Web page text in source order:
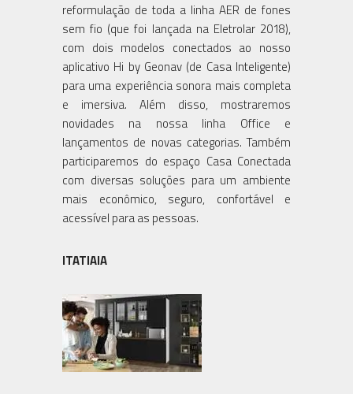
reformulação de toda a linha AER de fones
sem fio (que foi lançada na Eletrolar 2018),
com dois modelos conectados ao nosso
aplicativo Hi by Geonav (de Casa Inteligente)
para uma experiência sonora mais completa
e imersiva. Além disso, mostraremos
novidades na nossa linha Office e
lançamentos de novas categorias. Também
participaremos do espaço Casa Conectada
com diversas soluções para um ambiente
mais econômico, seguro, confortável e
acessível para as pessoas.
ITATIAIA